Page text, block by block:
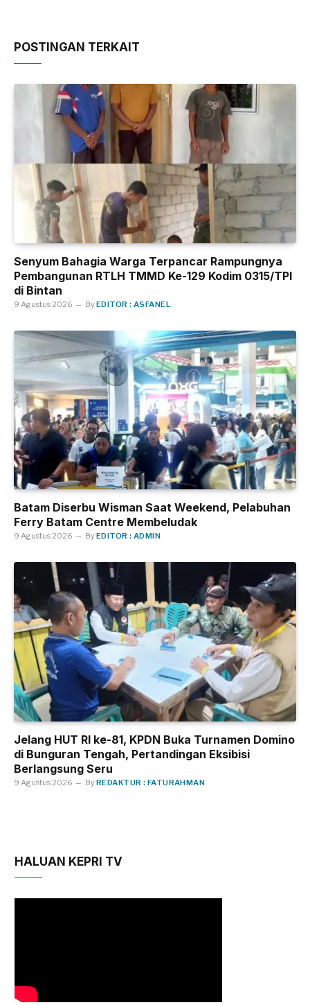
POSTINGAN TERKAIT
Senyum Bahagia Warga Terpancar Rampungnya
Pembangunan RTLH TMMD Ke-129 Kodim 0315/TPI
di Bintan
9 Agustus 2026 ByEDITOR : ASFANEL
Batam Diserbu Wisman Saat Weekend, Pelabuhan
Ferry Batam Centre Membeludak
9 Agustus 2026 ByEDITOR : ADMIN
Jelang HUT RI ke-81, KPDN Buka Turnamen Domino
di Bunguran Tengah, Pertandingan Eksibisi
Berlangsung Seru
9 Agustus 2026 ByREDAKTUR : FATURAHMAN
HALUAN KEPRI TV